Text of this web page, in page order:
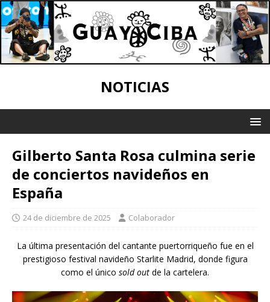
NOTICIAS
Gilberto Santa Rosa culmina serie
de conciertos navideños en
España
24 de diciembre de 2025 Colaborador
La última presentación del cantante puertorriqueño fue en el
prestigioso festival navideño Starlite Madrid, donde figura
como el único sold out de la cartelera.